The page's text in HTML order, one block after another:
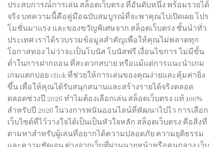
ประสบการณ์การเล่น สล็อตเว็บตรง ที่อันดับหนึ่ง พร้อมรวยได้
จริง บทความนี้คือคู่มือฉบับสมบูรณ์ที่จะพาคุณไปเปิดเผย โปร
โมชั่นมาแรง และของขวัญพิเศษจาก สล็อตเว็บตรง ชั้นนำทั่ว
ประเทศ เราได้รวบรวมข้อมูลสำคัญเพื่อให้คุณไม่พลาดทุก
โอกาสทอง ไม่ว่าจะเป็นโบนัส โบนัสฟรี เงื่อนไขการ ไม่มีขั้น
ต่ำในการฝากถอน ที่สะดวกสบาย หรือแม้แต่การแนะนำเกม
เกมแตกบ่อย click ที่ช่วยให้การเล่นของคุณง่ายและคุ้มค่ายิ่ง
ขึ้น เพื่อให้คุณได้รับสนุกสนานและสร้างรายได้จริงตลอด
ตลอดช่วงปี 2026 ทำไมต้องเลือกเล่น สล็อตเว็บตรง แท้ 100%
สำหรับปี 2026 ในวงการพนันออนไลน์ที่พัฒนาไปไว การเลือก
เว็บไซต์ที่ไว้วางใจได้เป็นเป็นหัวใจหลัก สล็อตเว็บตรง คือสิ่งที่
ตามหาสำหรับผู้เล่นที่อยากได้ความปลอดภัย ความยุติธรรม